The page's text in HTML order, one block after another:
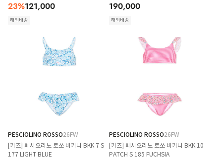
23%121,000
해외배송
190,000
해외배송
PESCIOLINO ROSSO26FW
[키즈] 페시오리노 로쏘 비키니 BKK 7 S
177 LIGHT BLUE
PESCIOLINO ROSSO26FW
[키즈] 페시오리노 로쏘 비키니 BKK 10
PATCH S 185 FUCHSIA